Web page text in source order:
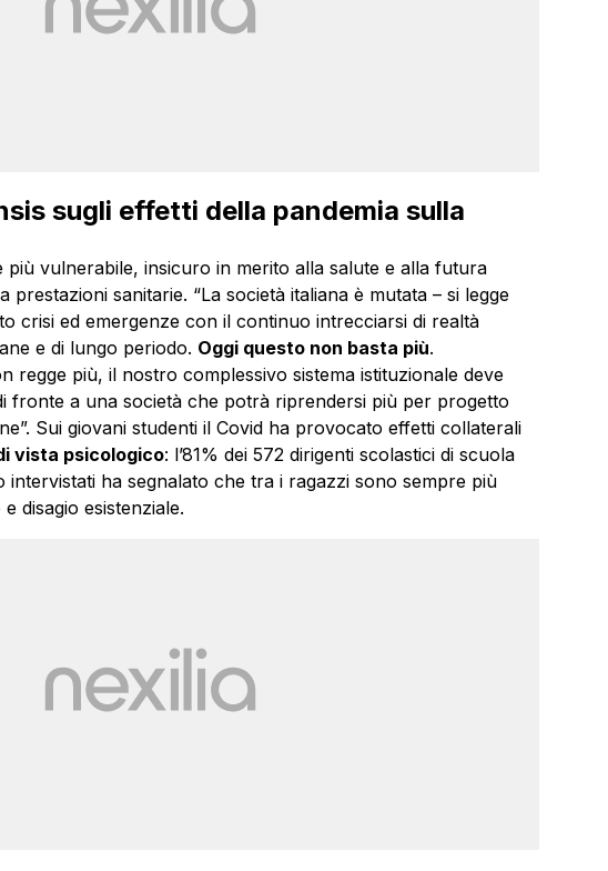
sugli effetti della pandemia sulla
più vulnerabile, insicuro in merito alla salute e alla futura
prestazioni sanitarie. “La società italiana è mutata – si legge
crisi ed emergenze con il continuo intrecciarsi di realtà
e di lungo periodo. Oggi questo non basta più.
regge più, il nostro complessivo sistema istituzionale deve
fronte a una società che potrà riprendersi più per progetto
Sui giovani studenti il Covid ha provocato effetti collaterali
vista psicologico: l’81% dei 572 dirigenti scolastici di scuola
intervistati ha segnalato che tra i ragazzi sono sempre più
disagio esistenziale.